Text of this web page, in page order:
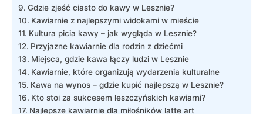
Gdzie zjeść ciasto do kawy w Lesznie?
Kawiarnie z najlepszymi widokami w mieście
Kultura picia kawy – jak wygląda w Lesznie?
Przyjazne kawiarnie dla rodzin z dziećmi
Miejsca, gdzie kawa łączy ludzi w Lesznie
Kawiarnie, które organizują wydarzenia kulturalne
Kawa na wynos – gdzie kupić najlepszą w Lesznie?
Kto stoi za sukcesem leszczyńskich kawiarni?
Najlepsze kawiarnie dla miłośników latte art